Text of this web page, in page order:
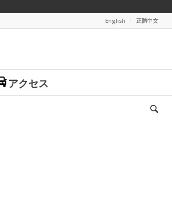
English 正體中文
アクセス